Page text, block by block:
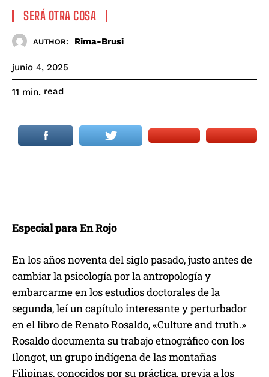
SERÁ OTRA COSA
AUTHOR: Rima-Brusi
junio 4, 2025
11 min. read
Especial para En Rojo
En los años noventa del siglo pasado, justo antes de
cambiar la psicología por la antropología y
embarcarme en los estudios doctorales de la
segunda, leí un capítulo interesante y perturbador
en el libro de Renato Rosaldo, «Culture and truth.»
Rosaldo documenta su trabajo etnográfico con los
Ilongot, un grupo indígena de las montañas
Filipinas, conocidos por su práctica, previa a los